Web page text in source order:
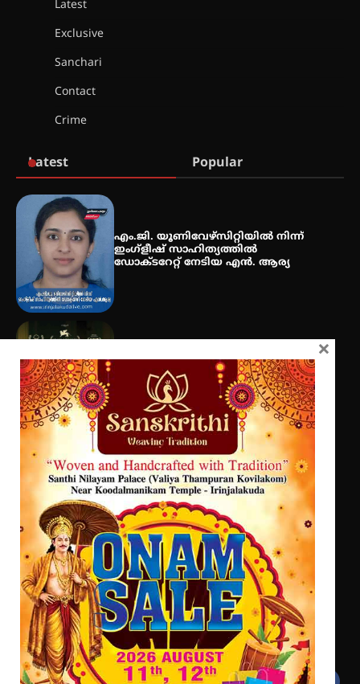
നിക്ഷേപക സംരക്ഷണ സമിതി
Latest
Exclusive
Sanchari
Contact
Crime
Latest Popular
എം.ജി. യൂണിവേഴ്‌സിറ്റിയിൽ നിന്ന്
ഇംഗ്ളീഷ് സാഹിത്യത്തിൽ
ഡോക്ടറേറ്റ് നേടിയ എൻ. ആര്യ
ട്യുണീഷ്യൻ ചിത്രം ” ദി വോയിസ്
ഓഫ് ഹിന്ദ് റജബ് ” ഇരിങ്ങാലക്കുട
ഫിലിം സൊസൈറ്റി ആഗസ്റ്റ് 7
വെള്ളിയാഴ്ച സ്‌ക്രീൻ ചെയ്യുന്നു
സെന്റ് ജോസഫ്സ് കോളജ്
കോമേഴ്‌സ് അസോസിയേഷന്
തുടക്കമായി
കോമേഴ്സ് എക്സ്പോയുമായി എസ്
എൻ ഹയർ സെക്കൻഡറി
വിദ്യാർത്ഥികൾ
Get In Touch
×